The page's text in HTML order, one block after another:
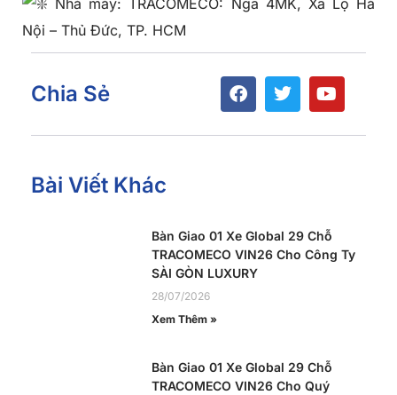
Nội – Thủ Đức, TP. HCM
Chia Sẻ
Bài Viết Khác
Bàn Giao 01 Xe Global 29 Chỗ
TRACOMECO VIN26 Cho Công Ty
SÀI GÒN LUXURY
28/07/2026
Xem Thêm »
Bàn Giao 01 Xe Global 29 Chỗ
TRACOMECO VIN26 Cho Quý